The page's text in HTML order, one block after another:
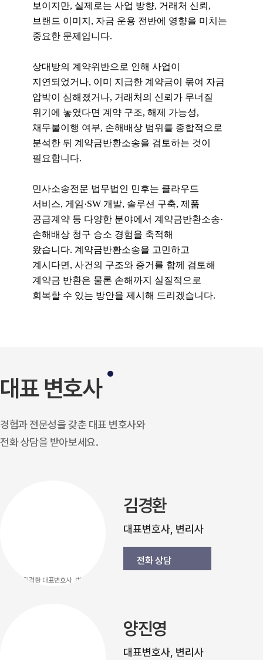
보이지만, 실제로는 사업 방향, 거래처 신뢰,
브랜드 이미지, 자금 운용 전반에 영향을 미치는
중요한 문제입니다.
상대방의 계약위반으로 인해 사업이
지연되었거나, 이미 지급한 계약금이 묶여 자금
압박이 심해졌거나, 거래처의 신뢰가 무너질
위기에 놓였다면 계약 구조, 해제 가능성,
채무불이행 여부, 손해배상 범위를 종합적으로
분석한 뒤 계약금반환소송을 검토하는 것이
필요합니다.
민사소송전문 법무법인 민후는 클라우드
서비스, 게임·SW 개발, 솔루션 구축, 제품
공급계약 등 다양한 분야에서 계약금반환소송·
손해배상 청구 승소 경험을 축적해
왔습니다. 계약금반환소송을 고민하고
계시다면, 사건의 구조와 증거를 함께 검토해
계약금 반환은 물론 손해까지 실질적으로
회복할 수 있는 방안을 제시해 드리겠습니다.
대표 변호사
경험과 전문성을 갖춘 대표 변호사와
전화 상담을 받아보세요.
김경환
대표변호사, 변리사
전화 상담
양진영
대표변호사, 변리사